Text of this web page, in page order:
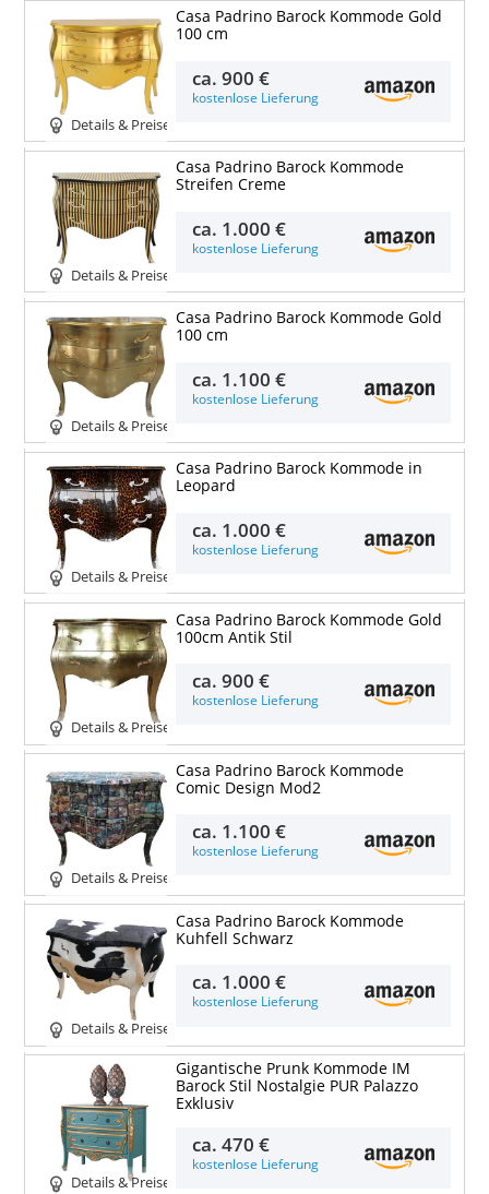
Details & Preise
Casa Padrino Barock Kommode Gold
100 cm
ca.900 €
kostenlose Lieferung
Details & Preise
Casa Padrino Barock Kommode
Streifen Creme
ca. 1.000 €
kostenlose Lieferung
Details & Preise
Casa Padrino Barock Kommode Gold
100 cm
ca. 1.100 €
kostenlose Lieferung
Details & Preise
Casa Padrino Barock Kommode in
Leopard
ca. 1.000 €
kostenlose Lieferung
Details & Preise
Casa Padrino Barock Kommode Gold
100cm Antik Stil
ca.900 €
kostenlose Lieferung
Details & Preise
Casa Padrino Barock Kommode
Comic Design Mod2
ca. 1.100 €
kostenlose Lieferung
Details & Preise
Casa Padrino Barock Kommode
Kuhfell Schwarz
ca. 1.000 €
kostenlose Lieferung
Details & Preise
Gigantische Prunk Kommode IM
Barock Stil Nostalgie PUR Palazzo
Exklusiv
ca.470 €
kostenlose Lieferung